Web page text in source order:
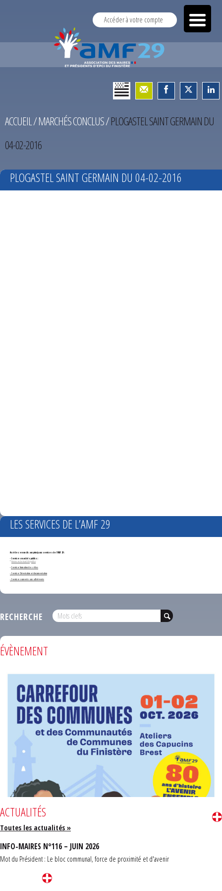
Accéder à votre compte
ACCUEIL/MARCHÉS CONCLUS/PLOGASTEL SAINT GERMAIN DU
04-02-2016
PLOGASTEL SAINT GERMAIN DU 04-02-2016
LES SERVICES DE L’AMF 29
Accédez en un clic aux principaux services de l'AMF 29 :
- Services marchés publics :
*Annonces de marchés publics
-Service formation des élus
- Service Orientation et documentation
- Services ouverts aux adhérents
RECHERCHE
ÉVÈNEMENT
ACTUALITÉS
Toutes les actualités »
INFO-MAIRES N°116 – JUIN 2026
Mot du Président : Le bloc communal, force de proximité et d'avenir